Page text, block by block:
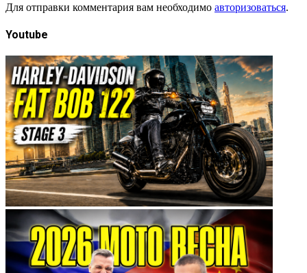
Для отправки комментария вам необходимо авторизоваться.
Youtube